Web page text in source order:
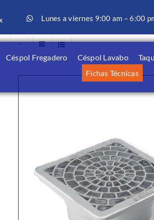
Lunes a viernes 9:00 am – 6:00
Céspol Fregadero Céspol Lavabo
Fichas Técnicas
VISTA RÁPIDA